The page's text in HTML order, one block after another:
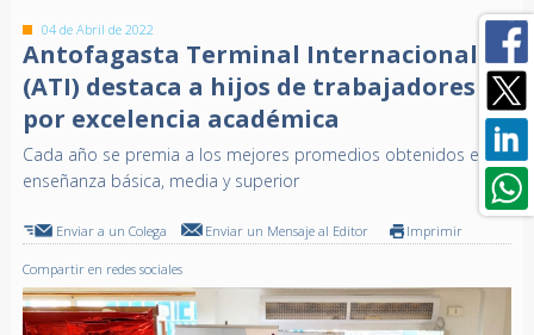
04 de Abril de 2022
Antofagasta Terminal Internacional
(ATI) destaca a hijos de trabajadores
por excelencia académica
Cada año se premia a los mejores promedios obtenidos en
enseñanza básica, media y superior
Enviar a un Colega Enviar un Mensaje al Editor Imprimir
Compartir en redes sociales